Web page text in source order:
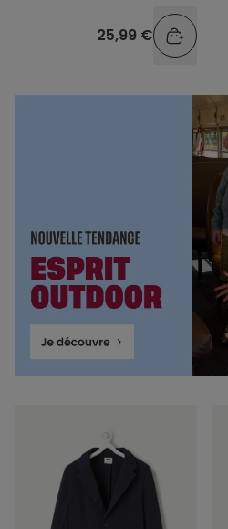
25,99 €